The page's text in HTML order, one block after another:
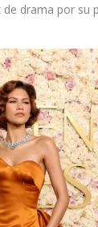
drama por su